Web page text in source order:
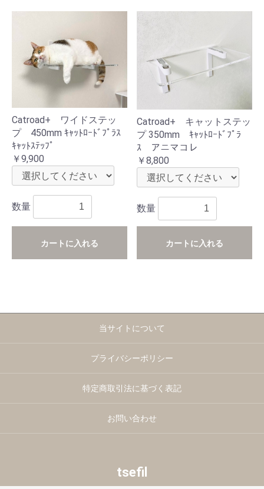
Catroad+ ワイドステッ
プ 450mm ｷｬｯﾄﾛｰﾄﾞﾌﾟﾗｽ
ｷｬｯﾄｽﾃｯﾌﾟ
￥9,900
数量
カートに入れる
Catroad+ キャットステッ
プ 350mm ｷｬｯﾄﾛｰﾄﾞﾌﾟﾗ
ｽ アニマコレ
￥8,800
数量
カートに入れる
当サイトについて
プライバシーポリシー
特定商取引法に基づく表記
お問い合わせ
tsefil